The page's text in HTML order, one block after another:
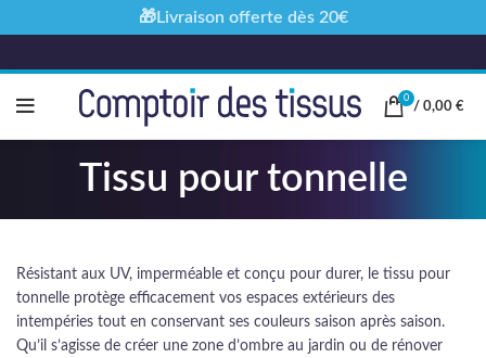
0
/ 0,00 €
Tissu pour tonnelle
Résistant aux UV, imperméable et conçu pour durer, le tissu pour
tonnelle protège efficacement vos espaces extérieurs des
intempéries tout en conservant ses couleurs saison après saison.
Qu’il s’agisse de créer une zone d’ombre au jardin ou de rénover
🎁Livraison offerte dès 20€